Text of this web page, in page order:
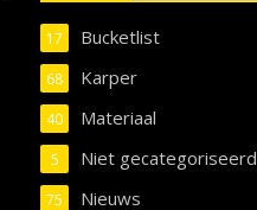
Bucketlist
17
Karper
68
Materiaal
40
Niet gecategoriseerd
5
Nieuws
75